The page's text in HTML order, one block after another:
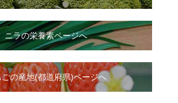
ニラの栄養素ページへ
ごの産地(都道府県)ページへ